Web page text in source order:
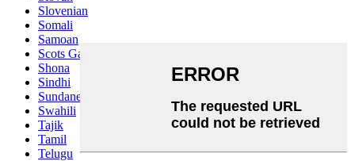
Slovenian
Somali
Samoan
Scots Gaelic
Shona
Sindhi
Sundanese
Swahili
Tajik
Tamil
Telugu